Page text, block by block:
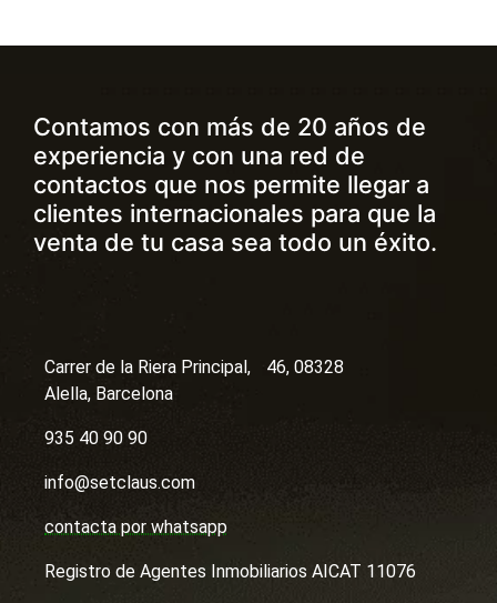
Contamos con más de 20 años de
experiencia y con una red de
contactos que nos permite llegar a
clientes internacionales para que la
venta de tu casa sea todo un éxito.
Carrer de la Riera Principal, 46, 08328
Alella, Barcelona
935 40 90 90
info@setclaus.com
contacta por whatsapp
Registro de Agentes Inmobiliarios AICAT 11076